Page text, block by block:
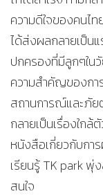
ความดีใจของคนไ
ได้ส่งผลกลายเป็น
ปกครองที่มีลูกๆใน
ความสำคัญของกา
สถานการณ์และภัย
กลายเป็นเรื่องใก
หนังสือเกี่ยวกับกา
เรียนรู้ TK park พุ่
สนใจ